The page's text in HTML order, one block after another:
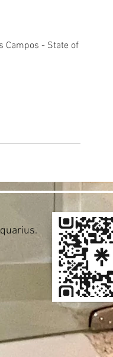
Campos - State of